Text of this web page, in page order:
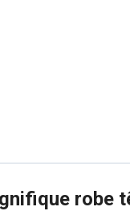
robe